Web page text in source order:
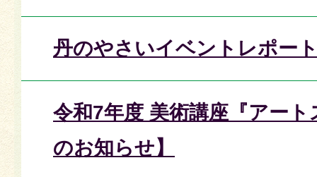
丹のやさいイベントレポー
令和7年度 美術講座『アー
のお知らせ】